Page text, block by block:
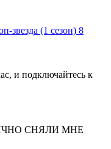
звезда (1 сезон) 8
и подключайтесь к
СНЯЛИ МНЕ